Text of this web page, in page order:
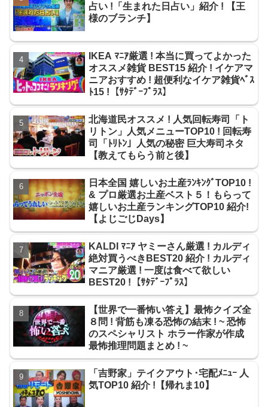
占い !「生まれた日占い」紹介 ! 【王
様のブランチ】
IKEA ﾏﾆｱ厳選 ! 本当に買ってよかった
オススメ雑貨 BEST15 紹介 ! イケアマ
ニアおすすめ ! 超便利なイケア雑貨ﾍﾞｽ
ﾄ15 !【ｻﾀﾃﾞｰﾌﾟﾗｽ】
北海道民オススメ ! 人気回転寿司「ト
リトン」人気メニューTOP10 ! 回転寿
司「ﾄﾘﾄﾝ」人気の秘密 巨大寿司ネタ
【教えてもらう前と後】
日本全国 嬉しいお土産ﾗﾝｷﾝｸﾞTOP10 !
& プロ厳選お土産ベスト５！もらって
嬉しいお土産ランキングTOP10 紹介!
【よじごじDays】
KALDI ﾏﾆｱ ヤミーさん厳選 ! カルディ
絶対買うべきBEST20 紹介 ! カルディ
マニア厳選 ! 一度は食べて欲しい
BEST20 !【ｻﾀﾃﾞｰﾌﾟﾗｽ】
【世界で一番怖い答え】最怖クイズ全
８問 ! 背筋も凍る恐怖の結末 ! ~ 恐怖
のスペシャリスト ホラー作家が作成
最怖推理問題まとめ ! ~
「吉野家」テイクアウト･宅配ﾒﾆｭｰ 人
気TOP10 紹介 !【帰れま10】